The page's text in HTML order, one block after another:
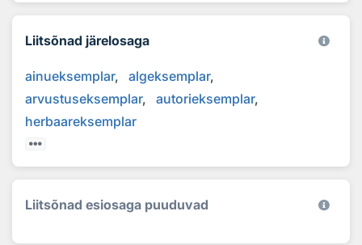
Liitsõnad järelosaga
ainueksemplar
algeksemplar
arvustuseksemplar
autorieksemplar
herbaareksemplar
Liitsõnad esiosaga puuduvad